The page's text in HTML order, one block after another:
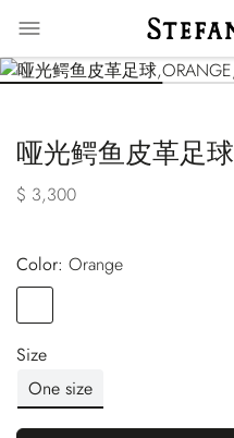
哑光鳄鱼皮革足球
$ 3,300
Color:
orange
Size
One size